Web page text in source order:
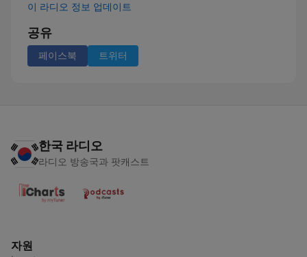
이 라디오 정보 업데이트
공유
페이스북 트위터
한국 라디오
라디오 방송국과 팟캐스트
자원